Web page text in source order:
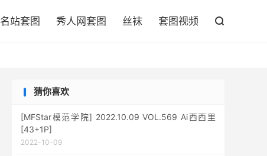
名站套图 秀人网套图 丝袜 套图视频 
猜你喜欢
[MFStar模范学院] 2022.10.09 VOL.569 Ai西西里
[43+1P]
2022-10-09